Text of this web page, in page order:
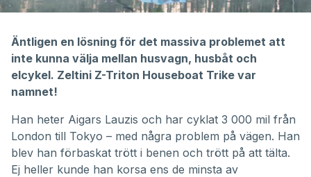
Äntligen en lösning för det massiva problemet att
inte kunna välja mellan husvagn, husbåt och
elcykel. Zeltini Z-Triton Houseboat Trike var
namnet!
Han heter Aigars Lauzis och har cyklat 3 000 mil från
London till Tokyo – med några problem på vägen. Han
blev han förbaskat trött i benen och trött på att tälta.
Ej heller kunde han korsa ens de minsta av